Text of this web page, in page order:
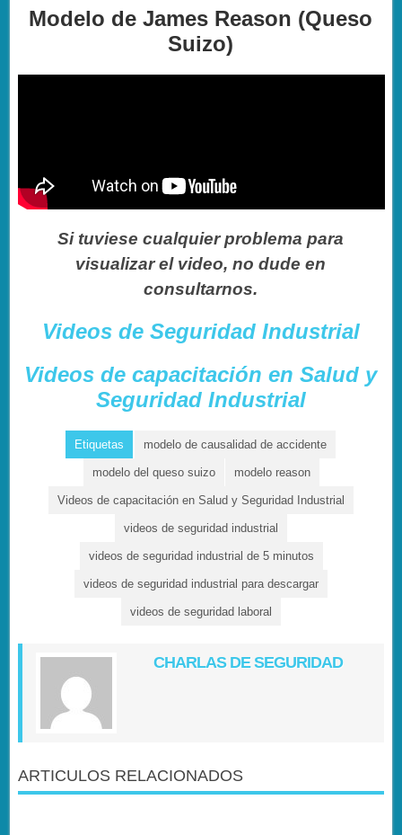
Modelo de James Reason (Queso
Suizo)
Si tuviese cualquier problema para
visualizar el video, no dude en
consultarnos.
Videos de Seguridad Industrial
Videos de capacitación en Salud y
Seguridad Industrial
Etiquetas modelo de causalidad de accidente
modelo del queso suizo modelo reason
Videos de capacitación en Salud y Seguridad Industrial
videos de seguridad industrial
videos de seguridad industrial de 5 minutos
videos de seguridad industrial para descargar
videos de seguridad laboral
CHARLAS DE SEGURIDAD
ARTICULOS RELACIONADOS